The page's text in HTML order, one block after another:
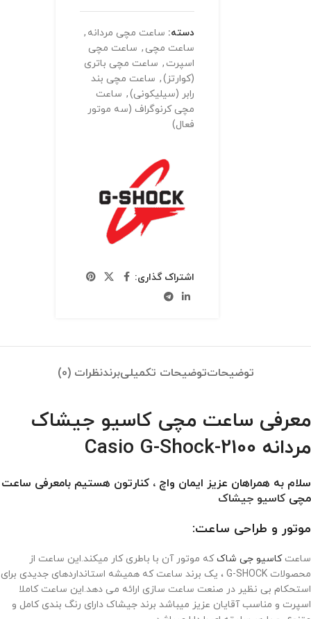
دسته: ساعت مچی مردانه ,
ساعت مچی , ساعت مچی
اسپرت , ساعت مچی باتری
(کوارتز), ساعت مچی بند
رابر (سیلیکونی), ساعت
مچی کرنوگراف (سه موتور
فعال)
اشتراک گذاری:
توضیحاتتوضیحات تکمیلیبرندنظرات (0)
معرفی ساعت مچی کاسیو جیشاک
مردانه Casio G-Shock-2100
سلام به همراهان عزیز ایمان واچ ، کنارتون هستیم بامعرفی ساعت
مچی کاسیو جیشاک
موتور و طراحی ساعت:
ساعتکاسیو جی شاککه موتور آن با باطری کار میکند.این ساعت از
محصولات G-SHOCK ، یک برند ساعت که همیشه استانداردهای جدیدی برای
استحکام بی نظیر در صنعت ساعت سازی ارائه می دهد.این ساعت کاملا
اسپرت و مناسب آقایان عزیز میباشد برند جیشاک دارای رنگ بندی کامل و